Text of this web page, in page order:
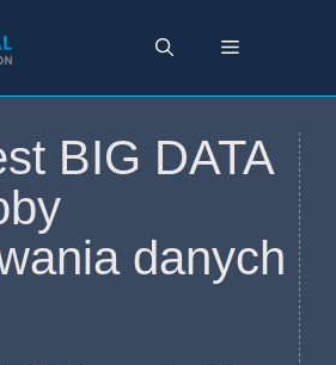
Menu
BIG DATA
danych